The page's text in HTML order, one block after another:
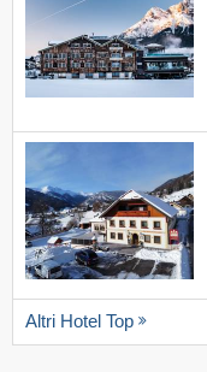
Altri Hotel Top